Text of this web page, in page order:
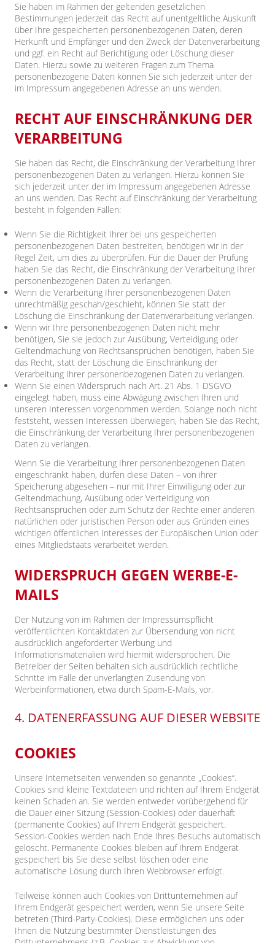
Sie haben im Rahmen der geltenden gesetzlichen
Bestimmungen jederzeit das Recht auf unentgeltliche Auskunft
über Ihre gespeicherten personenbezogenen Daten, deren
Herkunft und Empfänger und den Zweck der Datenverarbeitung
und ggf. ein Recht auf Berichtigung oder Löschung dieser
Daten. Hierzu sowie zu weiteren Fragen zum Thema
personenbezogene Daten können Sie sich jederzeit unter der
im Impressum angegebenen Adresse an uns wenden.
RECHT AUF EINSCHRÄNKUNG DER
VERARBEITUNG
Sie haben das Recht, die Einschränkung der Verarbeitung Ihrer
personenbezogenen Daten zu verlangen. Hierzu können Sie
sich jederzeit unter der im Impressum angegebenen Adresse
an uns wenden. Das Recht auf Einschränkung der Verarbeitung
besteht in folgenden Fällen:
Wenn Sie die Richtigkeit Ihrer bei uns gespeicherten
personenbezogenen Daten bestreiten, benötigen wir in der
Regel Zeit, um dies zu überprüfen. Für die Dauer der Prüfung
haben Sie das Recht, die Einschränkung der Verarbeitung Ihrer
personenbezogenen Daten zu verlangen.
Wenn die Verarbeitung Ihrer personenbezogenen Daten
unrechtmäßig geschah/geschieht, können Sie statt der
Löschung die Einschränkung der Datenverarbeitung verlangen.
Wenn wir Ihre personenbezogenen Daten nicht mehr
benötigen, Sie sie jedoch zur Ausübung, Verteidigung oder
Geltendmachung von Rechtsansprüchen benötigen, haben Sie
das Recht, statt der Löschung die Einschränkung der
Verarbeitung Ihrer personenbezogenen Daten zu verlangen.
Wenn Sie einen Widerspruch nach Art. 21 Abs. 1 DSGVO
eingelegt haben, muss eine Abwägung zwischen Ihren und
unseren Interessen vorgenommen werden. Solange noch nicht
feststeht, wessen Interessen überwiegen, haben Sie das Recht,
die Einschränkung der Verarbeitung Ihrer personenbezogenen
Daten zu verlangen.
Wenn Sie die Verarbeitung Ihrer personenbezogenen Daten
eingeschränkt haben, dürfen diese Daten – von ihrer
Speicherung abgesehen – nur mit Ihrer Einwilligung oder zur
Geltendmachung, Ausübung oder Verteidigung von
Rechtsansprüchen oder zum Schutz der Rechte einer anderen
natürlichen oder juristischen Person oder aus Gründen eines
wichtigen öffentlichen Interesses der Europäischen Union oder
eines Mitgliedstaats verarbeitet werden.
WIDERSPRUCH GEGEN WERBE-E-
MAILS
Der Nutzung von im Rahmen der Impressumspflicht
veröffentlichten Kontaktdaten zur Übersendung von nicht
ausdrücklich angeforderter Werbung und
Informationsmaterialien wird hiermit widersprochen. Die
Betreiber der Seiten behalten sich ausdrücklich rechtliche
Schritte im Falle der unverlangten Zusendung von
Werbeinformationen, etwa durch Spam-E-Mails, vor.
4. DATENERFASSUNG AUF DIESER WEBSITE
COOKIES
Unsere Internetseiten verwenden so genannte „Cookies“.
Cookies sind kleine Textdateien und richten auf Ihrem Endgerät
keinen Schaden an. Sie werden entweder vorübergehend für
die Dauer einer Sitzung (Session-Cookies) oder dauerhaft
(permanente Cookies) auf Ihrem Endgerät gespeichert.
Session-Cookies werden nach Ende Ihres Besuchs automatisch
gelöscht. Permanente Cookies bleiben auf Ihrem Endgerät
gespeichert bis Sie diese selbst löschen oder eine
automatische Lösung durch Ihren Webbrowser erfolgt.
Teilweise können auch Cookies von Drittunternehmen auf
Ihrem Endgerät gespeichert werden, wenn Sie unsere Seite
betreten (Third-Party-Cookies). Diese ermöglichen uns oder
Ihnen die Nutzung bestimmter Dienstleistungen des